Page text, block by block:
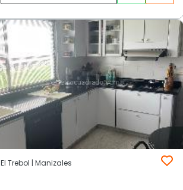
El Trebol | Manizales